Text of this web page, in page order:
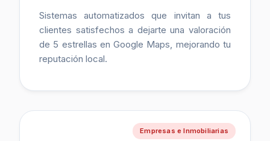
Sistemas automatizados que invitan a tus
clientes satisfechos a dejarte una valoración
de 5 estrellas en Google Maps, mejorando tu
reputación local.
Empresas e Inmobiliarias